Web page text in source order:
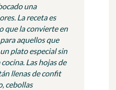
una
La receta es
que la convierte en
aquellos que
plato especial sin
Las hojas de
llenas de confit
cebollas